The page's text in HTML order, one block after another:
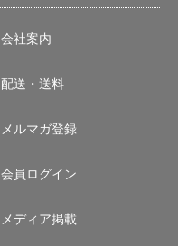
会社案内
配送・送料
メルマガ登録
会員ログイン
メディア掲載